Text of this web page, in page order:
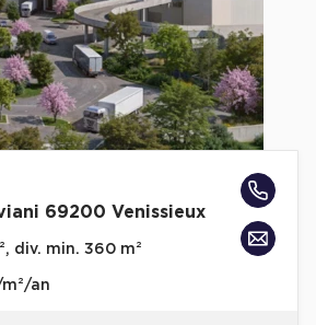
69200 Venissieux
div. min. 360 m²
an